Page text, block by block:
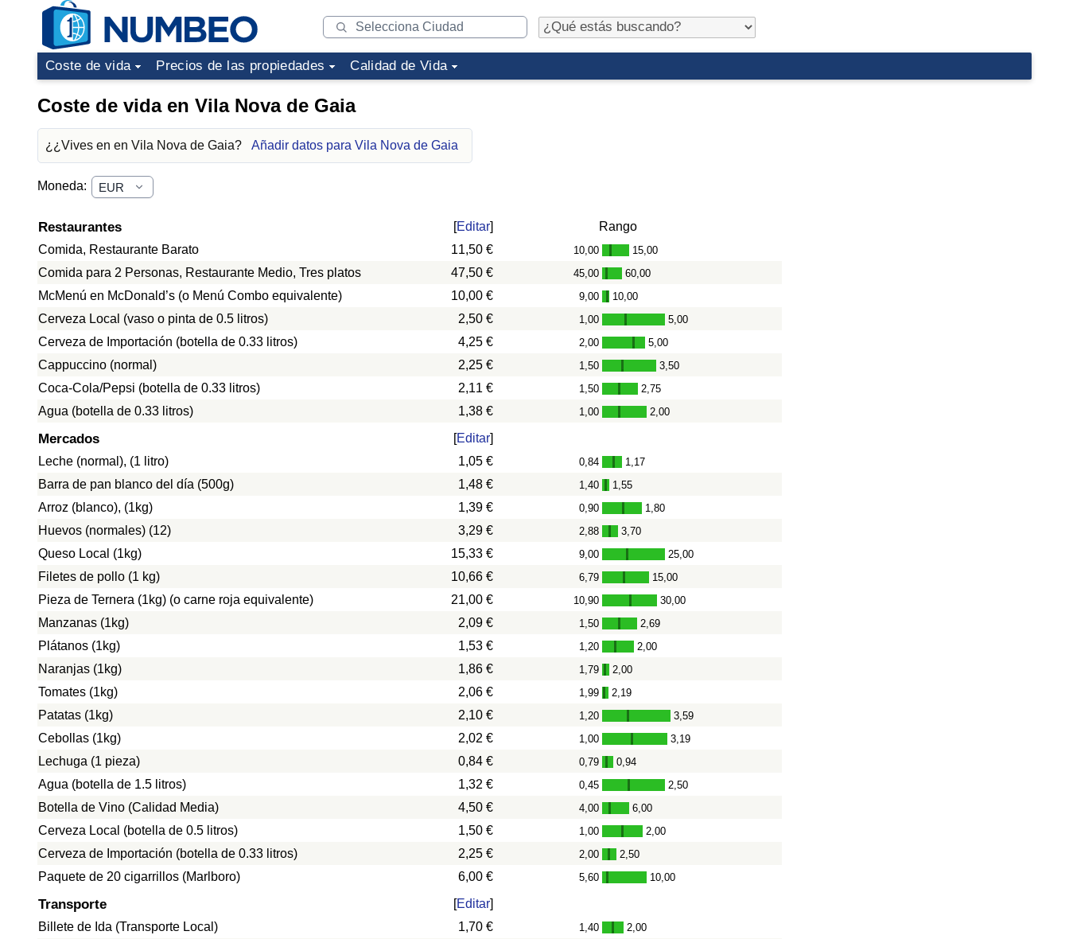
Coste de vida Precios de las propiedades Calidad de Vida
Coste de vida en Vila Nova de Gaia
¿¿Vives en en Vila Nova de Gaia? Añadir datos para Vila Nova de Gaia
Moneda:
Restaurantes [Editar]
Rango
Comida, Restaurante Barato
11,50 € 10,00 - 15,00
Comida para 2 Personas, Restaurante Medio, Tres platos 47,50 € 45,00 - 60,00
McMenú en McDonald’s (o Menú Combo equivalente) 10,00 € 9,00 - 10,00
Cerveza Local (vaso o pinta de 0.5 litros) 2,50 € 1,00 - 5,00
Cerveza de Importación (botella de 0.33 litros) 4,25 € 2,00 - 5,00
Cappuccino (normal) 2,25 € 1,50 - 3,50
Coca-Cola/Pepsi (botella de 0.33 litros) 2,11 € 1,50 - 2,75
Agua (botella de 0.33 litros) 1,38 € 1,00 - 2,00
Mercados [Editar]
Leche (normal), (1 litro)
1,05 € 0,84 - 1,17
Barra de pan blanco del día (500g) 1,48 € 1,40 - 1,55
Arroz (blanco), (1kg) 1,39 € 0,90 - 1,80
Huevos (normales) (12) 3,29 € 2,88 - 3,70
Queso Local (1kg) 15,33 € 9,00 - 25,00
Filetes de pollo (1 kg) 10,66 € 6,79 - 15,00
Pieza de Ternera (1kg) (o carne roja equivalente) 21,00 € 10,90 - 30,00
Manzanas (1kg) 2,09 € 1,50 - 2,69
Plátanos (1kg) 1,53 € 1,20 - 2,00
Naranjas (1kg) 1,86 € 1,79 - 2,00
Tomates (1kg) 2,06 € 1,99 - 2,19
Patatas (1kg) 2,10 € 1,20 - 3,59
Cebollas (1kg) 2,02 € 1,00 - 3,19
Lechuga (1 pieza) 0,84 € 0,79 - 0,94
Agua (botella de 1.5 litros) 1,32 € 0,45 - 2,50
Botella de Vino (Calidad Media) 4,50 € 4,00 - 6,00
Cerveza Local (botella de 0.5 litros) 1,50 € 1,00 - 2,00
Cerveza de Importación (botella de 0.33 litros) 2,25 € 2,00 - 2,50
Paquete de 20 cigarrillos (Marlboro) 6,00 € 5,60 - 10,00
Transporte [Editar]
Billete de Ida (Transporte Local)
1,70 € 1,40 - 2,00